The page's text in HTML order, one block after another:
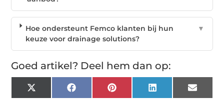
Hoe ondersteunt Femco klanten bij hun
keuze voor drainage solutions?
▼
Goed artikel? Deel hem dan op:
X
(Twitter)
Facebook Pinterest LinkedIn Email